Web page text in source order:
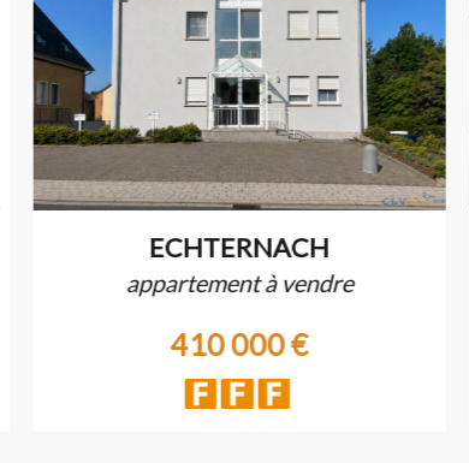
ECHTERNACH
appartement à vendre
410 000 €